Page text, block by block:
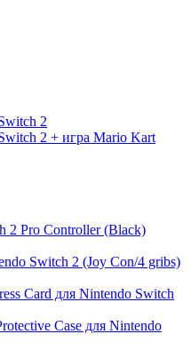
2
2 + игра Mario Kart
2 Pro Controller (Black)
Switch 2 (Joy Con/4 gribs)
Card для Nintendo Switch
Case для Nintendo